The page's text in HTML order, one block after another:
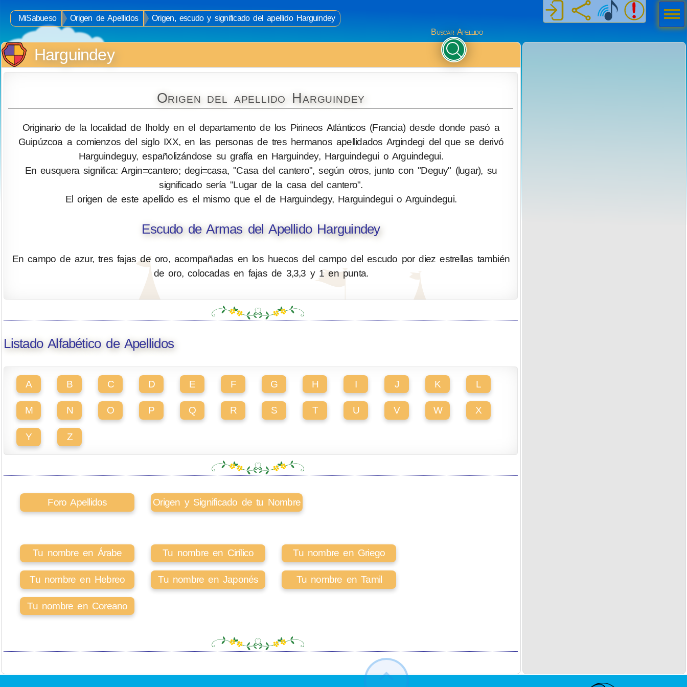
MiSabueso Origen de Apellidos
Origen, escudo y significado del apellido Harguindey
Buscar Apellido
Harguindey
Origen del apellido Harguindey
Originario de la localidad de Iholdy en el departamento de los Pirineos Atlánticos (Francia) desde donde pasó a
Guipúzcoa a comienzos del siglo IXX, en las personas de tres hermanos apellidados Argindegi del que se derivó
Harguindeguy, españolizándose su grafía en Harguindey, Harguindegui o Arguindegui.
En eusquera significa: Argin=cantero; degi=casa, "Casa del cantero", según otros, junto con "Deguy" (lugar), su
significado sería "Lugar de la casa del cantero".
El origen de este apellido es el mismo que el de Harguindegy, Harguindegui o Arguindegui.
Escudo de Armas del Apellido Harguindey
En campo de azur, tres fajas de oro, acompañadas en los huecos del campo del escudo por diez estrellas también
de oro, colocadas en fajas de 3,3,3 y 1 en punta.
Listado Alfabético de Apellidos
A B C D E F G H I J K L
M N O P Q R S T U V W X
Y Z
Foro Apellidos Origen y Significado de tu Nombre
Tu nombre en Árabe Tu nombre en Cirílico Tu nombre en Griego
Tu nombre en Hebreo Tu nombre en Japonés Tu nombre en Tamil
Tu nombre en Coreano
Men
ú